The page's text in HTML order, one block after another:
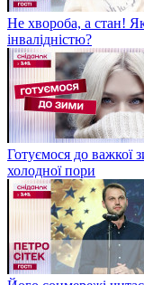
Не хвороба, а стан!
інвалідністю?
Готуємося до
холодної пори